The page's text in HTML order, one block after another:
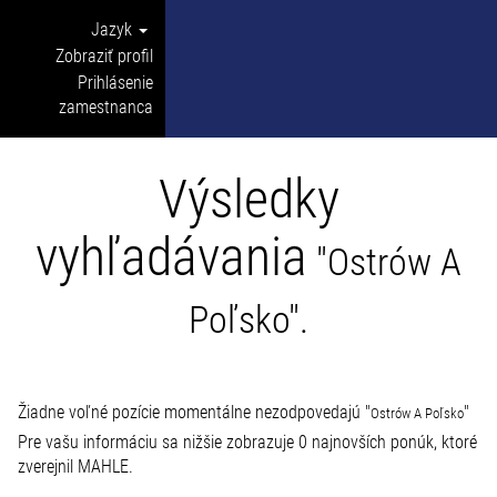
Jazyk
Zobraziť profil
Prihlásenie
zamestnanca
Výsledky
vyhľadávania "Ostrów A
Poľsko".
Žiadne voľné pozície momentálne nezodpovedajú "Ostrów A Poľsko"
Pre vašu informáciu sa nižšie zobrazuje 0 najnovších ponúk, ktoré
zverejnil MAHLE.